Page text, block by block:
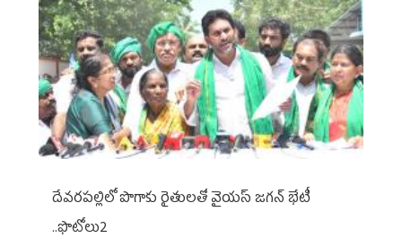
దేవరపల్లిలో పొగాకు రైతులతో వైయస్ జగన్ భేటీ
..ఫొటోలు2